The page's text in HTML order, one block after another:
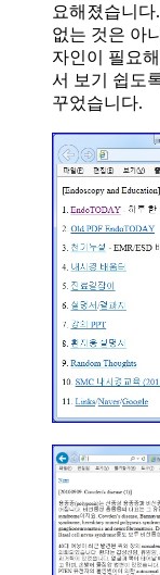
요해졌습니
없는 것은 아
자인이 필요
서 보기 쉽도
꾸었습니다.